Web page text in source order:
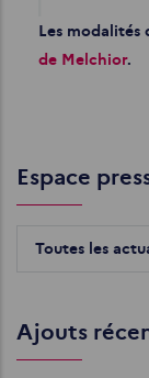
Les modalités
de Melchior.
Espace
Toutes les
Ajouts